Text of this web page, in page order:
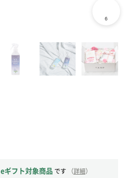
eギフト対象商品 です （詳細）